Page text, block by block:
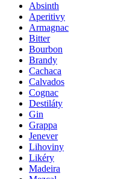
Absinth
Aperitivy
Armagnac
Bitter
Bourbon
Brandy
Cachaca
Calvados
Cognac
Destiláty
Gin
Grappa
Jenever
Lihoviny
Likéry
Madeira